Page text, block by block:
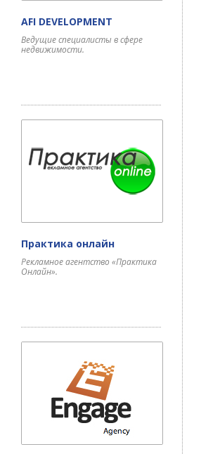
AFI DEVELOPMENT
Ведущие специалисты в сфере
недвижимости.
Практика онлайн
Рекламное агентство «Практика
Онлайн».